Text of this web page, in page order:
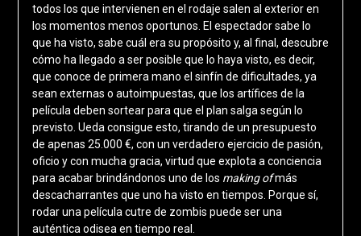
todos los que intervienen en el rodaje salen al exterior en
los momentos menos oportunos. El espectador sabe lo
que ha visto, sabe cuál era su propósito y, al final, descubre
cómo ha llegado a ser posible que lo haya visto, es decir,
que conoce de primera mano el sinfín de dificultades, ya
sean externas o autoimpuestas, que los artífices de la
película deben sortear para que el plan salga según lo
previsto. Ueda consigue esto, tirando de un presupuesto
de apenas 25.000 €, con un verdadero ejercicio de pasión,
oficio y con mucha gracia, virtud que explota a conciencia
para acabar brindándonos uno de los making ofmás
descacharrantes que uno ha visto en tiempos. Porque sí,
rodar una película cutre de zombis puede ser una
auténtica odisea en tiempo real.